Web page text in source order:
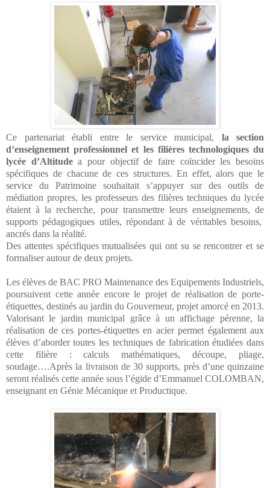
Ce partenariat établi entre le service municipal, la section
d’enseignement professionnel et les filières technologiques du
lycée d’Altitudea pour objectif de faire coïncider les besoins
spécifiques de chacune de ces structures. En effet, alors que le
service du Patrimoine souhaitait s’appuyer sur des outils de
médiation propres, les professeurs des filières techniques du lycée
étaient à la recherche, pour transmettre leurs enseignements, de
supports pédagogiques utiles, répondant à de véritables besoins,
ancrés dans la réalité.
Des attentes spécifiques mutualisées qui ont su se rencontrer et se
formaliser autour de deux projets.
Les élèves de BAC PRO Maintenance des Equipements Industriels,
poursuivent cette année encore le projet de réalisation de porte-
étiquettes, destinés au jardin du Gouverneur, projet amorcé en 2013.
Valorisant le jardin municipal grâce à un affichage pérenne, la
réalisation de ces portes-étiquettes en acier permet également aux
élèves d’aborder toutes les techniques de fabrication étudiées dans
cette filière : calculs mathématiques, découpe, pliage,
soudage….Après la livraison de 30 supports, près d’une quinzaine
seront réalisés cette année sous l’égide d’Emmanuel COLOMBAN,
enseignant en Génie Mécanique et Productique.